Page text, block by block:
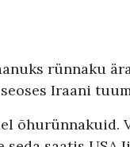
rünnaku
Iraani
õhurünnakuid.